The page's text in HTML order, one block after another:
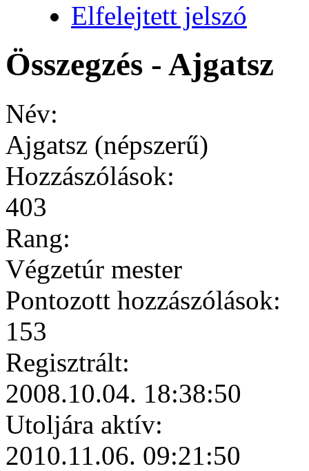
Elfelejtett jelszó
Összegzés - Ajgatsz
Név:
Ajgatsz (népszerű)
Hozzászólások:
403
Rang:
Végzetúr mester
Pontozott hozzászólások:
153
Regisztrált:
2008.10.04. 18:38:50
Utoljára aktív:
2010.11.06. 09:21:50